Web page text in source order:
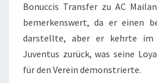
Bonuccis Transfer zu AC
bemerkenswert, da er einen
darstellte, aber er kehrte im
Juventus zurück, was seine
für den Verein demonstrierte.